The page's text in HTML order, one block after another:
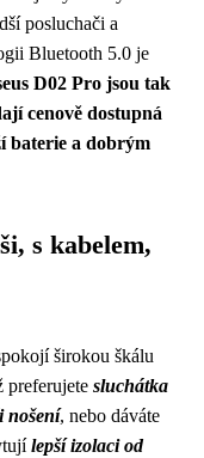
posluchači a
Bluetooth 5.0 je
D02 Pro jsou tak
cenově dostupná
baterie a dobrým
s kabelem,
širokou škálu
preferujete sluchátka
nošení, nebo dáváte
lepší izolaci od